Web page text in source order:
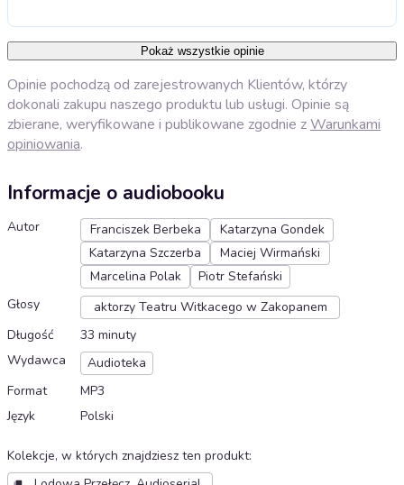
Pokaż wszystkie opinie
Opinie pochodzą od zarejestrowanych Klientów, którzy
dokonali zakupu naszego produktu lub usługi. Opinie są
zbierane, weryfikowane i publikowane zgodnie zWarunkami
opiniowania.
Informacje o audiobooku
Autor Franciszek Berbeka
Katarzyna Gondek
Katarzyna Szczerba
Maciej Wirmański
Marcelina Polak
Piotr Stefański
Głosy
aktorzy Teatru Witkacego w Zakopanem
Długość
33 minuty
Wydawca
Audioteka
Format
MP3
Język
Polski
Kolekcje, w których znajdziesz ten produkt: